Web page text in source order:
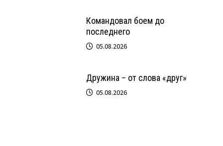
Командовал боем до
последнего
05.08.2026
Дружина – от слова «друг»
05.08.2026